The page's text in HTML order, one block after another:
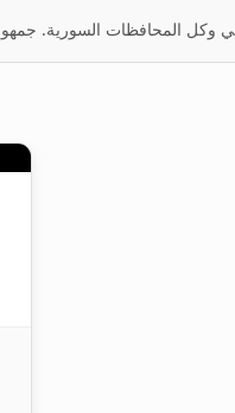
وكل المحافظات السورية.